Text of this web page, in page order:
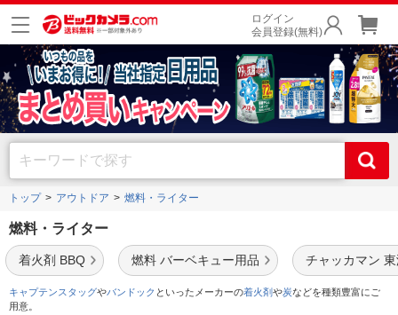
ログイン
会員登録(無料)
トップ アウトドア 燃料・ライター
燃料・ライター
着火剤 BBQ 燃料 バーベキュー用品 チャッカマン
キャプテンスタッグやバンドック といったメーカーの着火剤や炭などを種類豊富にご
用意。